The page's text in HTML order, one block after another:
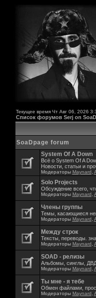
Текущее время Чт Авг 06, 2026
Список форумов Serj on
SoaDpage forum
System Of A Down
Всё о System Of A
Новости, статьи и
Модераторы Maynard
Solo Projects
Обсуждение всего,
Модераторы Maynard
Члены группы
Темы, касающиеся
Модераторы Maynard
Между строк
Тексты, переводы.
Модераторы Maynard
SOAD - релизы
Альбомы, синглы,
Модераторы Maynard
Ты мне - я тебе
Обмен файлами,
Модераторы Maynard